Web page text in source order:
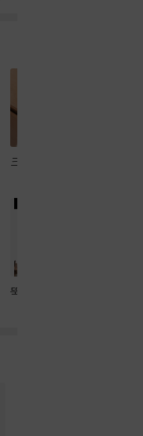
크레마 이북 리
뚝딱! AI 3대장